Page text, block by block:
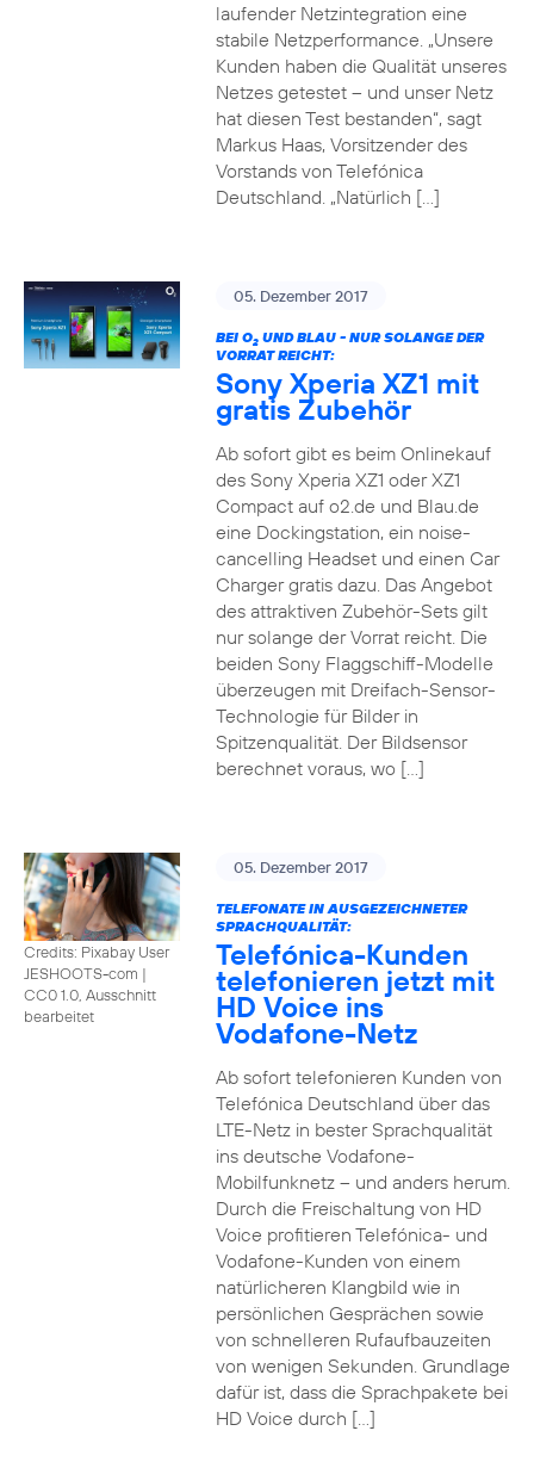
laufender Netzintegration eine
stabile Netzperformance. „Unsere
Kunden haben die Qualität unseres
Netzes getestet – und unser Netz
hat diesen Test bestanden“, sagt
Markus Haas, Vorsitzender des
Vorstands von Telefónica
Deutschland. „Natürlich […]
05. Dezember 2017
BEI O2UND BLAU - NUR SOLANGE DER
VORRAT REICHT:
Sony Xperia XZ1 mit
gratis Zubehör
Ab sofort gibt es beim Onlinekauf
des Sony Xperia XZ1 oder XZ1
Compact auf o2.de und Blau.de
eine Dockingstation, ein noise-
cancelling Headset und einen Car
Charger gratis dazu. Das Angebot
des attraktiven Zubehör-Sets gilt
nur solange der Vorrat reicht. Die
beiden Sony Flaggschiff-Modelle
überzeugen mit Dreifach-Sensor-
Technologie für Bilder in
Spitzenqualität. Der Bildsensor
berechnet voraus, wo […]
Credits: Pixabay User
JESHOOTS-com |
CC0 1.0, Ausschnitt
bearbeitet
05. Dezember 2017
TELEFONATE IN AUSGEZEICHNETER
SPRACHQUALITÄT:
Telefónica-Kunden
telefonieren jetzt mit
HD Voice ins
Vodafone-Netz
Ab sofort telefonieren Kunden von
Telefónica Deutschland über das
LTE-Netz in bester Sprachqualität
ins deutsche Vodafone-
Mobilfunknetz – und anders herum.
Durch die Freischaltung von HD
Voice profitieren Telefónica- und
Vodafone-Kunden von einem
natürlicheren Klangbild wie in
persönlichen Gesprächen sowie
von schnelleren Rufaufbauzeiten
von wenigen Sekunden. Grundlage
dafür ist, dass die Sprachpakete bei
HD Voice durch […]